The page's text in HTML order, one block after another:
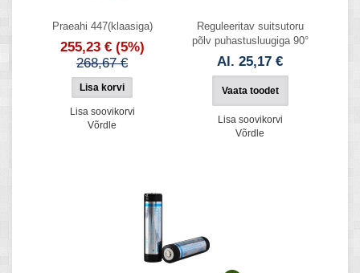
Praeahi 447(klaasiga)
255,23 € (5%)
268,67 €
Lisa soovikorvi
Võrdle
Reguleeritav suitsutoru
põlv puhastusluugiga 90°
Al. 25,17 €
Vaata toodet
Lisa soovikorvi
Võrdle